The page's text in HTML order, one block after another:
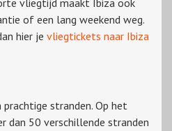
vliegtijd maakt Ibiza ook
of een lang weekend weg.
hier je vliegtickets naar Ibiza
stranden. Op het
dan 50 verschillende stranden